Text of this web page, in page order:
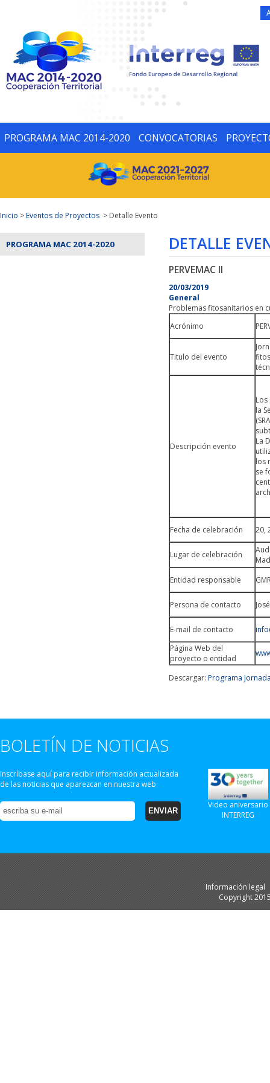
PROGRAMA MAC 2014-2020 CONVOCATORIAS
Inicio >Eventos de Proyectos > Detalle Evento
PROGRAMA MAC 2014-2020 DETALLE
PERVEMAC II
20/03/2019
General
Problemas fitosanitarios en
Acrónimo
Titulo del evento
Descripción evento
la
La
los
se
Fecha de celebración 20,
Lugar de celebración
Entidad responsable
Persona de contacto
E-mail de contacto
Página Web del
proyecto o entidad
Descargar: Programa
BOLETÍN DE NOTICIAS
Inscríbase aquí para recibir información actualizada
de las noticias que aparezcan en nuestra web
Video aniversario
INTERREG
Información legal
Copyright